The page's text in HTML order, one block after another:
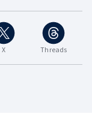
X Threads